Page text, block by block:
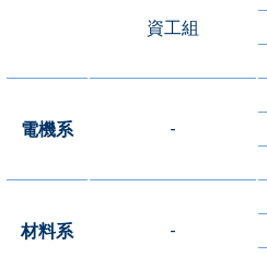
資工組
電機系 -
材料系 -